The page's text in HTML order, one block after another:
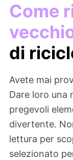
Come
di
Avete mai
Dare loro una
pregevoli
divertente.
lettura per
selezionato